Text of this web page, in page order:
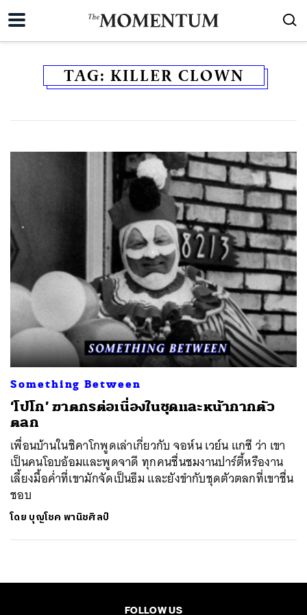
TAG: KILLER CLOWN
Something Between
‘โปโก’ ฆาตกรต่อเนื่องในชุดและหน้ากากตัว
ตลก
เพื่อนบ้านในชิคาโกพูดเล่าเกี่ยวกับ จอห์น เวย์น แกซี ว่า เขา
เป็นคนโอบอ้อมและพูดจาดี ทุกคนชื่นชมงานปาร์ตี้หรืองาน
เลี้ยงมื้อค่ำที่เขามักจัดเป็นธีม และยังขำกับชุดตัวตลกที่เขาชื่น
ชอบ
โดย บุญโชค พานิชศิลป์
FOLLOW US
ค้นหา
SHARE TWEET LINE EMAIL